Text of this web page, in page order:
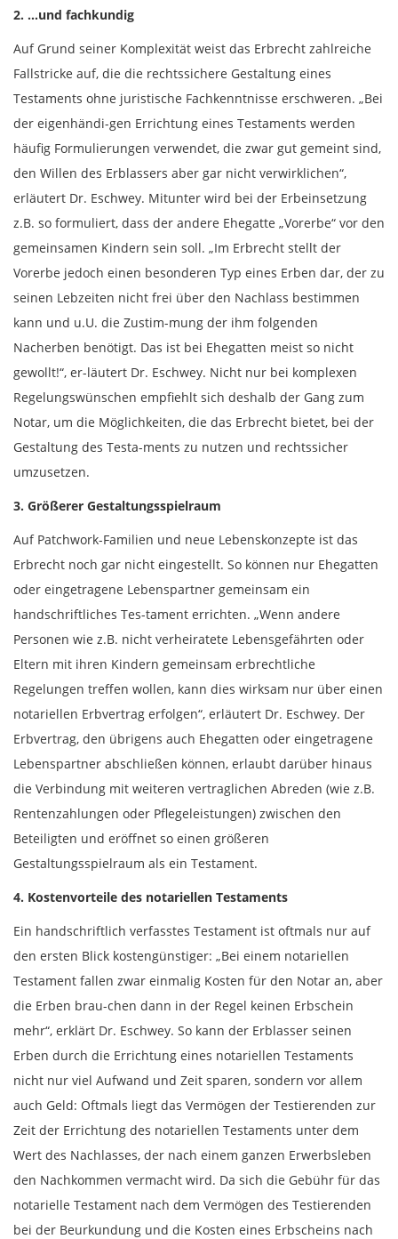
2. …und fachkundig
Auf Grund seiner Komplexität weist das Erbrecht zahlreiche
Fallstricke auf, die die rechtssichere Gestaltung eines
Testaments ohne juristische Fachkenntnisse erschweren. „Bei
der eigenhändi-gen Errichtung eines Testaments werden
häufig Formulierungen verwendet, die zwar gut gemeint sind,
den Willen des Erblassers aber gar nicht verwirklichen“,
erläutert Dr. Eschwey. Mitunter wird bei der Erbeinsetzung
z.B. so formuliert, dass der andere Ehegatte „Vorerbe“ vor den
gemeinsamen Kindern sein soll. „Im Erbrecht stellt der
Vorerbe jedoch einen besonderen Typ eines Erben dar, der zu
seinen Lebzeiten nicht frei über den Nachlass bestimmen
kann und u.U. die Zustim-mung der ihm folgenden
Nacherben benötigt. Das ist bei Ehegatten meist so nicht
gewollt!“, er-läutert Dr. Eschwey. Nicht nur bei komplexen
Regelungswünschen empfiehlt sich deshalb der Gang zum
Notar, um die Möglichkeiten, die das Erbrecht bietet, bei der
Gestaltung des Testa-ments zu nutzen und rechtssicher
umzusetzen.
3. Größerer Gestaltungsspielraum
Auf Patchwork-Familien und neue Lebenskonzepte ist das
Erbrecht noch gar nicht eingestellt. So können nur Ehegatten
oder eingetragene Lebenspartner gemeinsam ein
handschriftliches Tes-tament errichten. „Wenn andere
Personen wie z.B. nicht verheiratete Lebensgefährten oder
Eltern mit ihren Kindern gemeinsam erbrechtliche
Regelungen treffen wollen, kann dies wirksam nur über einen
notariellen Erbvertrag erfolgen“, erläutert Dr. Eschwey. Der
Erbvertrag, den übrigens auch Ehegatten oder eingetragene
Lebenspartner abschließen können, erlaubt darüber hinaus
die Verbindung mit weiteren vertraglichen Abreden (wie z.B.
Rentenzahlungen oder Pflegeleistungen) zwischen den
Beteiligten und eröffnet so einen größeren
Gestaltungsspielraum als ein Testament.
4. Kostenvorteile des notariellen Testaments
Ein handschriftlich verfasstes Testament ist oftmals nur auf
den ersten Blick kostengünstiger: „Bei einem notariellen
Testament fallen zwar einmalig Kosten für den Notar an, aber
die Erben brau-chen dann in der Regel keinen Erbschein
mehr“, erklärt Dr. Eschwey. So kann der Erblasser seinen
Erben durch die Errichtung eines notariellen Testaments
nicht nur viel Aufwand und Zeit sparen, sondern vor allem
auch Geld: Oftmals liegt das Vermögen der Testierenden zur
Zeit der Errichtung des notariellen Testaments unter dem
Wert des Nachlasses, der nach einem ganzen Erwerbsleben
den Nachkommen vermacht wird. Da sich die Gebühr für das
notarielle Testament nach dem Vermögen des Testierenden
bei der Beurkundung und die Kosten eines Erbscheins nach